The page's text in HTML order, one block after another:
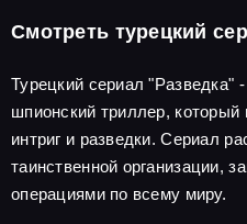
Смотреть турецкий
Турецкий сериал "Разведка"
шпионский триллер, который
интриг и разведки. Сериал
таинственной организации,
операциями по всему миру.